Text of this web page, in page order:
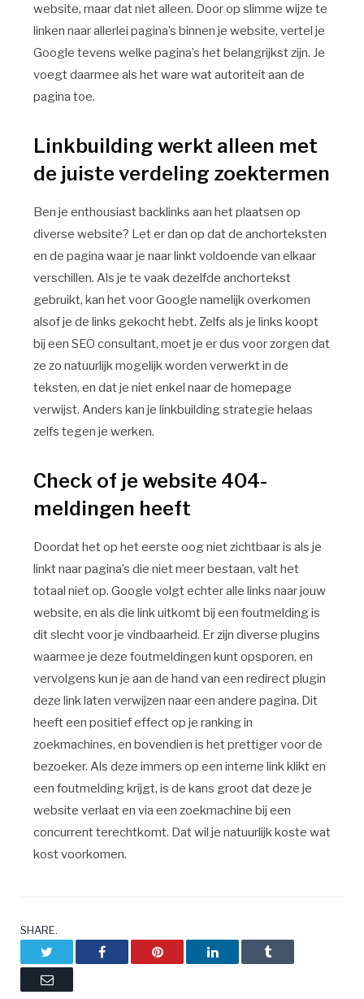
website, maar dat niet alleen. Door op slimme wijze te
linken naar allerlei pagina’s binnen je website, vertel je
Google tevens welke pagina’s het belangrijkst zijn. Je
voegt daarmee als het ware wat autoriteit aan de
pagina toe.
Linkbuilding werkt alleen met
de juiste verdeling zoektermen
Ben je enthousiast backlinks aan het plaatsen op
diverse website? Let er dan op dat de anchorteksten
en de pagina waar je naar linkt voldoende van elkaar
verschillen. Als je te vaak dezelfde anchortekst
gebruikt, kan het voor Google namelijk overkomen
alsof je de links gekocht hebt. Zelfs als je links koopt
bij een SEO consultant, moet je er dus voor zorgen dat
ze zo natuurlijk mogelijk worden verwerkt in de
teksten, en dat je niet enkel naar de homepage
verwijst. Anders kan je linkbuilding strategie helaas
zelfs tegen je werken.
Check of je website 404-
meldingen heeft
Doordat het op het eerste oog niet zichtbaar is als je
linkt naar pagina’s die niet meer bestaan, valt het
totaal niet op. Google volgt echter alle links naar jouw
website, en als die link uitkomt bij een foutmelding is
dit slecht voor je vindbaarheid. Er zijn diverse plugins
waarmee je deze foutmeldingen kunt opsporen, en
vervolgens kun je aan de hand van een redirect plugin
deze link laten verwijzen naar een andere pagina. Dit
heeft een positief effect op je ranking in
zoekmachines, en bovendien is het prettiger voor de
bezoeker. Als deze immers op een interne link klikt en
een foutmelding krijgt, is de kans groot dat deze je
website verlaat en via een zoekmachine bij een
concurrent terechtkomt. Dat wil je natuurlijk koste wat
kost voorkomen.
SHARE.
Facebook Pinterest LinkedIn Tumblr
Email